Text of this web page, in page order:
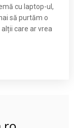
cu laptop-ul,
să purtăm o
care ar vrea